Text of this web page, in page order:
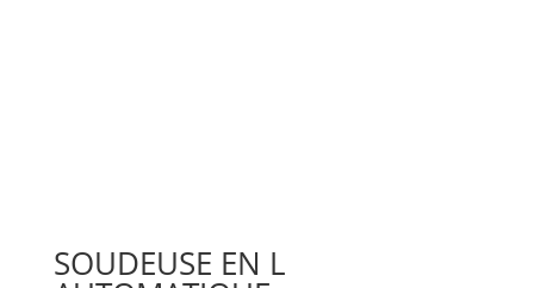
SOUDEUSE EN L